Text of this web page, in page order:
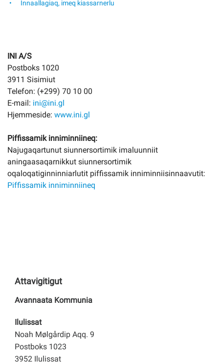
Innaallagiaq, imeq kiassarnerlu
INI A/S
Postboks 1020
3911 Sisimiut
Telefon: (+299) 70 10 00
E-mail: ini@ini.gl
Hjemmeside: www.ini.gl
Piffissamik inniminniineq:
Najugaqartunut siunnersortimik imaluunniit
aningaasaqarnikkut siunnersortimik
oqaloqatiginninniarlutit piffissamik inniminniisinnaavutit:
Piffissamik inniminniineq
Attavigitigut
Avannaata Kommunia
Ilulissat
Noah Mølgårdip Aqq. 9
Postboks 1023
3952 Ilulissat